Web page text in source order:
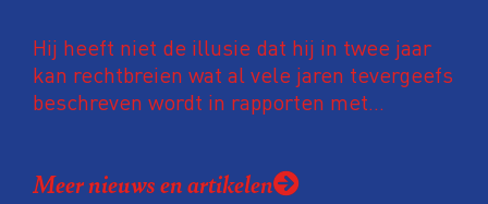
Hij heeft niet de illusie dat hij in twee jaar
kan rechtbreien wat al vele jaren tevergeefs
beschreven wordt in rapporten met
overheid 2.0?’ (2021). Toch wilde dr Arre
Meer nieuws en artikelen